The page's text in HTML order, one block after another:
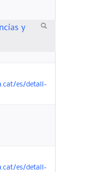
y
es/detall-
es/detall-